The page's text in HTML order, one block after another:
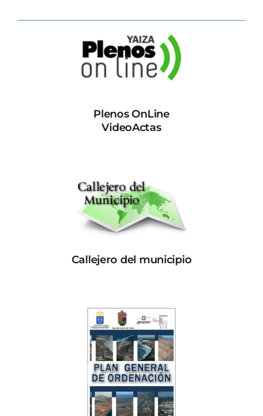
Plenos OnLine
VideoActas
Callejero del municipio